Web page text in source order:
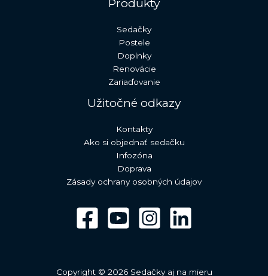
Produkty
Sedačky
Postele
Doplnky
Renovácie
Zariaďovanie
Užitočné odkazy
Kontakty
Ako si objednať sedačku
Infozóna
Doprava
Zásady ochrany osobných údajov
Copyright © 2026 Sedačky aj na mieru